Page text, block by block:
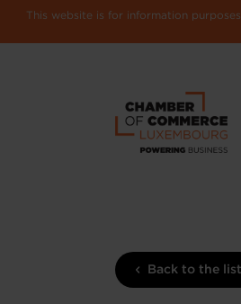
This website is for information
Back to the list